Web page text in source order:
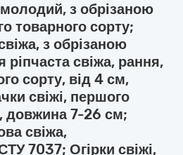
з обрізаною
товарного сорту;
з обрізаною
свіжа, рання,
сорту, від 4 см,
свіжі, першого
довжина 7-26 см;
свіжа,
7037; Огірки свіжі,